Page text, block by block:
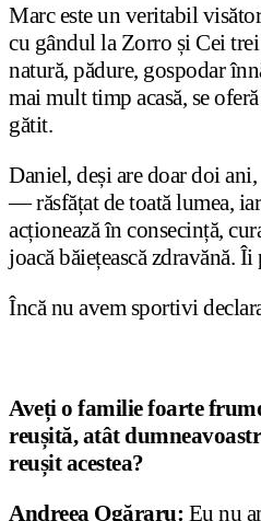
Marc este un veritabil
cu gândul la Zorro și Cei
natură, pădure, gospodar
mai mult timp acasă, se
gătit.
Daniel, deși are doar doi
— răsfățat de toată lumea,
acționează în consecință,
joacă băiețească zdravănă.
Încă nu avem sportivi
Aveți o familie foarte
reușită, atât
reușit acestea?
Andreea Ogăraru: Eu nu